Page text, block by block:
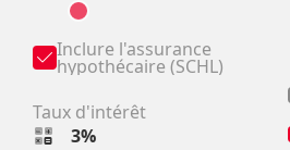
Inclure l'assurance
hypothécaire (SCHL)
Taux d'intérêt
3%